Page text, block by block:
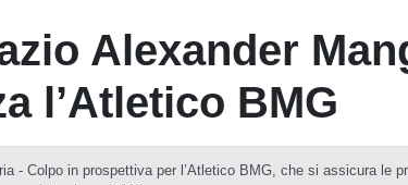
Alexander
l’Atletico BMG
- Colpo in prospettiva per l’Atletico BMG, che si assicura le